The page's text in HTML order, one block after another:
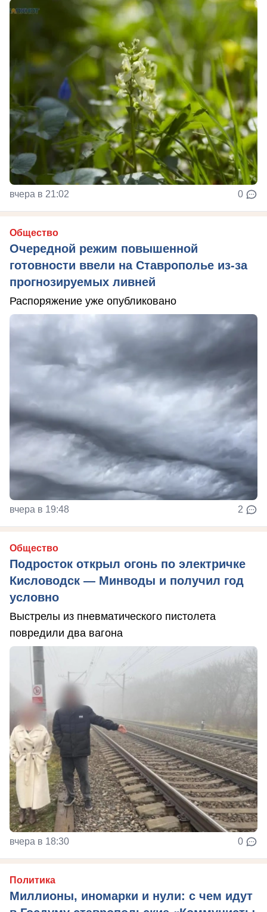
вчера в 21:02 0
Общество
Очередной режим повышенной
готовности ввели на Ставрополье из-за
прогнозируемых ливней
Распоряжение уже опубликовано
вчера в 19:48 2
Общество
Подросток открыл огонь по электричке
Кисловодск — Минводы и получил год
условно
Выстрелы из пневматического пистолета
повредили два вагона
вчера в 18:30 0
Политика
Миллионы, иномарки и нули: с чем идут